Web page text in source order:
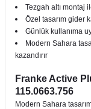
Tezgah altı montaj
Özel tasarım gider
Günlük kullanıma
Modern Sahara
kazandırır
Franke Active
115.0663.756
Modern Sahara